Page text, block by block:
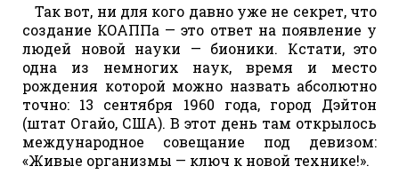
Так вот, ни для кого давно уже не секрет, что
создание КОАППа — это ответ на появление у
людей новой науки — бионики. Кстати, это
одна из немногих наук, время и место
рождения которой можно назвать абсолютно
точно: 13 сентября 1960 года, город Дэйтон
(штат Огайо, США). В этот день там открылось
международное совещание под девизом:
«Живые организмы — ключ к новой технике!».